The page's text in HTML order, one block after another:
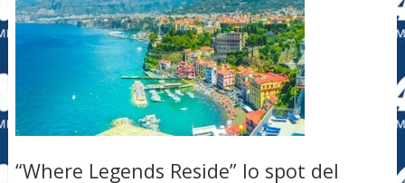
“Where Legends Reside” lo spot del